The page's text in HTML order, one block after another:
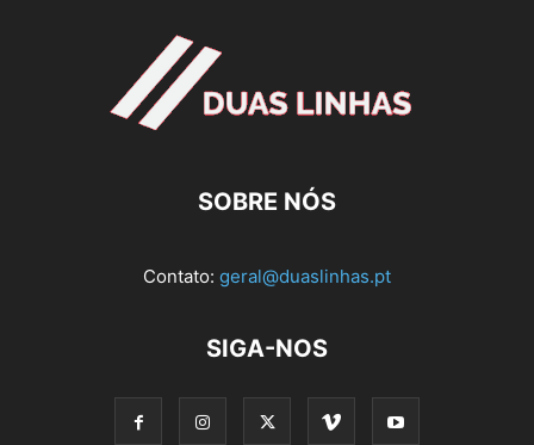
SOBRE NÓS
Contato: geral@duaslinhas.pt
SIGA-NOS